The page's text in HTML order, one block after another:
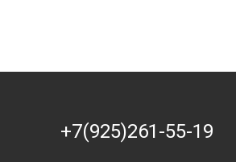
+7(925)261-55-19